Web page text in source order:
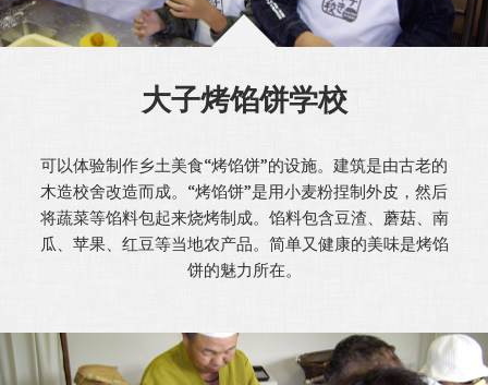
大子烤馅饼学校
可以体验制作乡土美食“烤馅饼”的设施。建筑是由古老的
木造校舍改造而成。“烤馅饼”是用小麦粉捏制外皮，然后
将蔬菜等馅料包起来烧烤制成。馅料包含豆渣、蘑菇、南
瓜、苹果、红豆等当地农产品。简单又健康的美味是烤馅
饼的魅力所在。